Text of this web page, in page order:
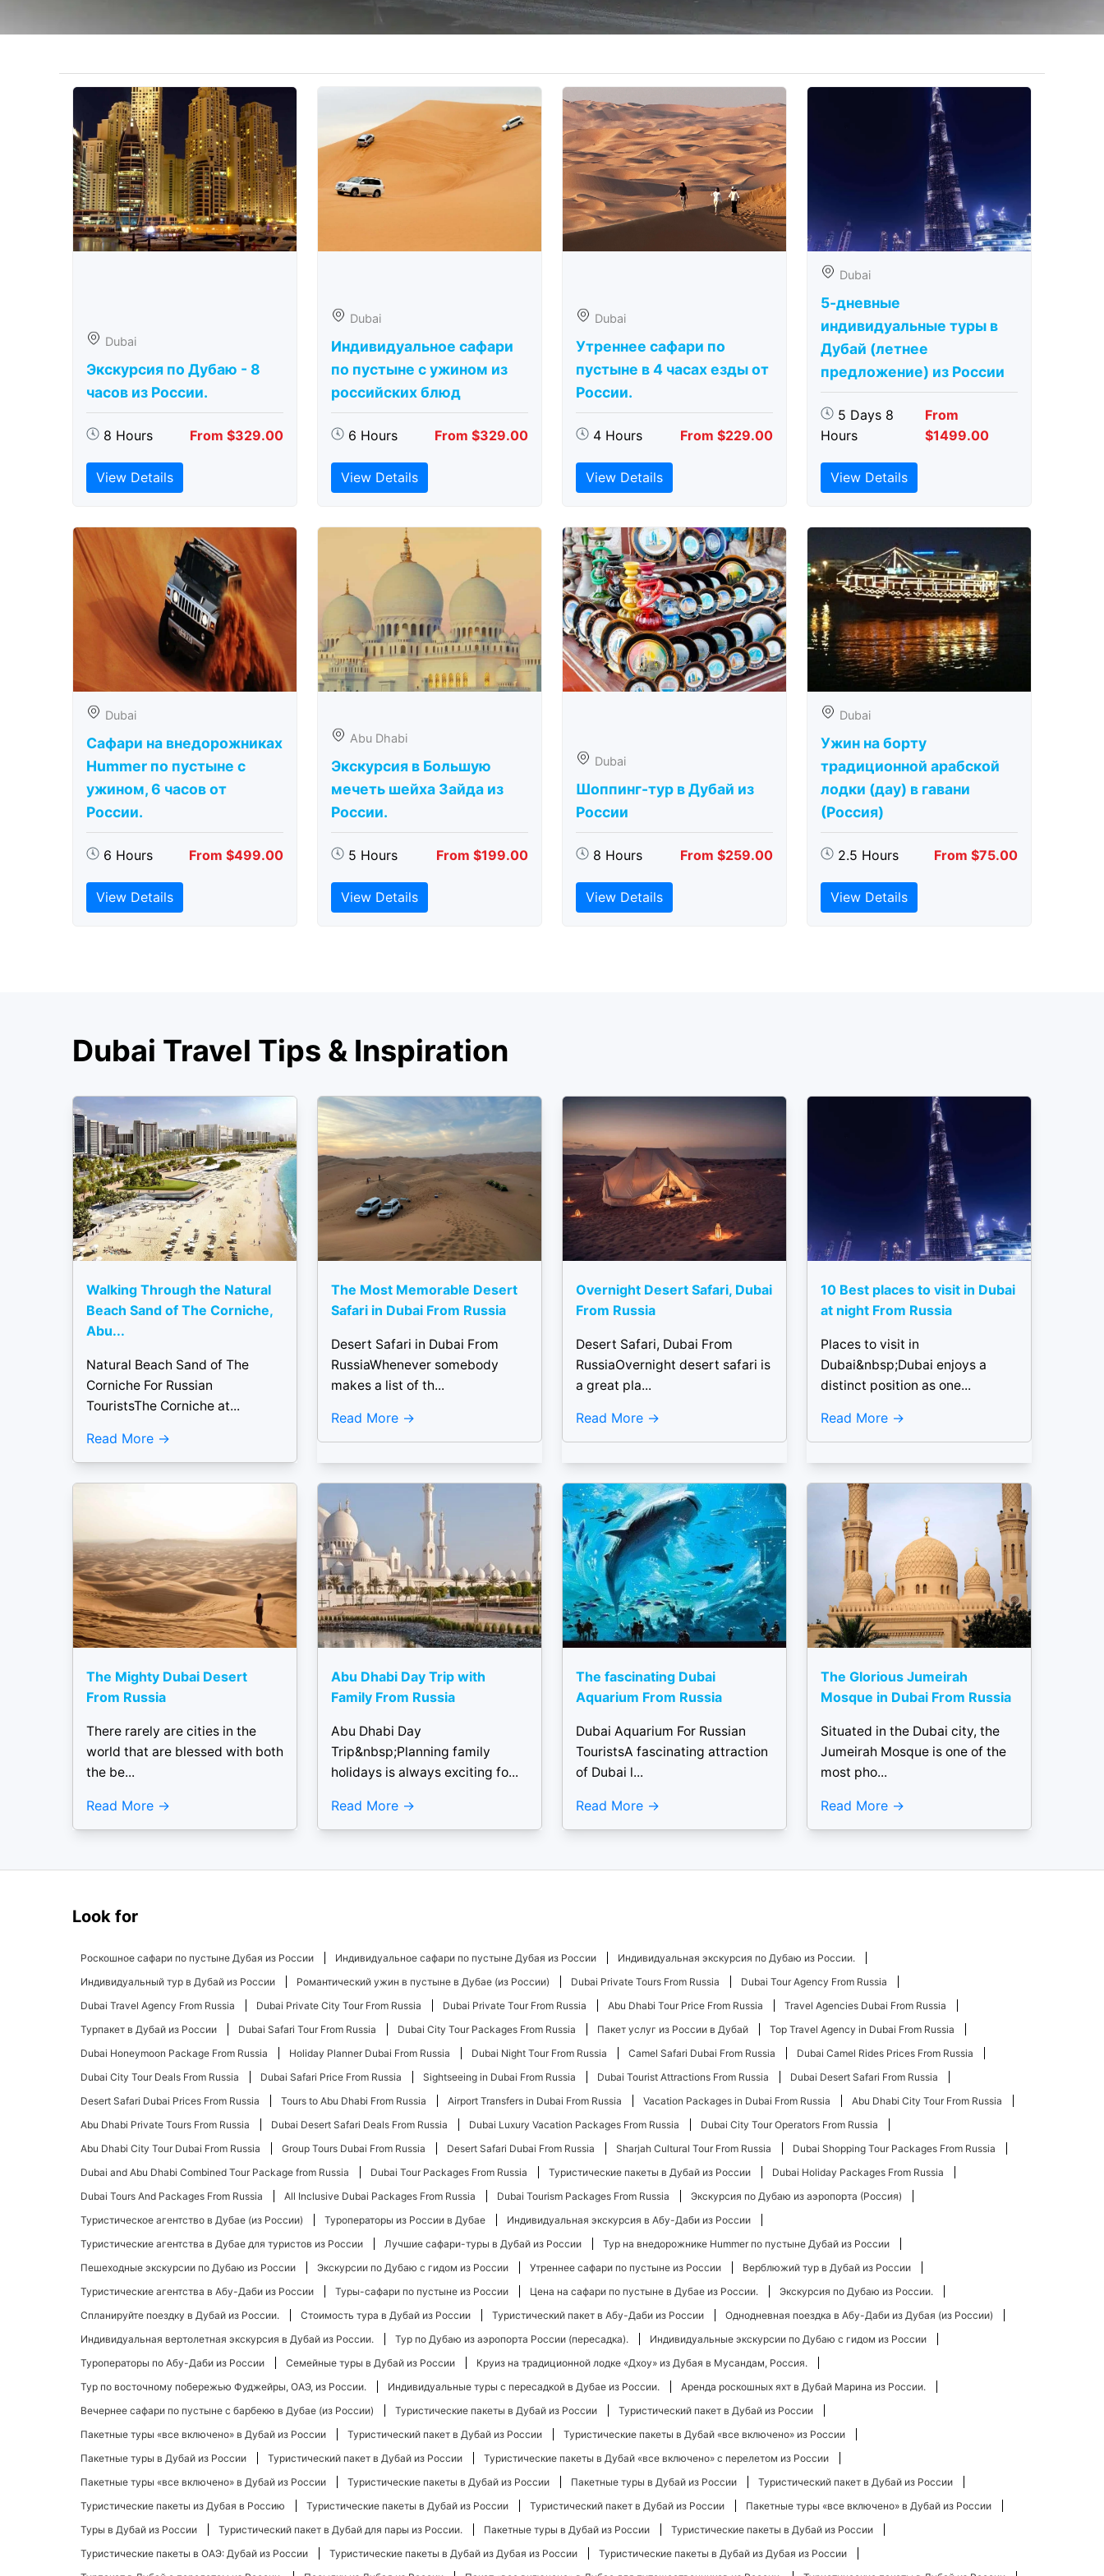
Dubai
Экскурсия по Дубаю - 8
часов из России.
8 Hours From $329.00
View Details
Dubai
Индивидуальное сафари
по пустыне с ужином из
российских блюд
6 Hours From $329.00
View Details
Dubai
Утреннее сафари по
пустыне в 4 часах езды от
России.
4 Hours From $229.00
View Details
Dubai
5-дневные
индивидуальные туры в
Дубай (летнее
предложение) из России
5 Days 8
Hours
From
$1499.00
View Details
Dubai
Сафари на внедорожниках
Hummer по пустыне с
ужином, 6 часов от
России.
6 Hours From $499.00
View Details
Abu Dhabi
Экскурсия в Большую
мечеть шейха Зайда из
России.
5 Hours From $199.00
View Details
Dubai
Шоппинг-тур в Дубай из
России
8 Hours From $259.00
View Details
Dubai
Ужин на борту
традиционной арабской
лодки (дау) в гавани
(Россия)
2.5 Hours From $75.00
View Details
Dubai Travel Tips & Inspiration
Walking Through the Natural
Beach Sand of The Corniche,
Abu...
Natural Beach Sand of The
Corniche For Russian
TouristsThe Corniche at...
Read More
The Most Memorable Desert
Safari in Dubai From Russia
Desert Safari in Dubai From
RussiaWhenever somebody
makes a list of th...
Read More
Overnight Desert Safari, Dubai
From Russia
Desert Safari, Dubai From
RussiaOvernight desert safari is
a great pla...
Read More
10 Best places to visit in Dubai
at night From Russia
Places to visit in
Dubai&nbsp;Dubai enjoys a
distinct position as one...
Read More
The Mighty Dubai Desert
From Russia
There rarely are cities in the
world that are blessed with both
the be...
Read More
Abu Dhabi Day Trip with
Family From Russia
Abu Dhabi Day
Trip&nbsp;Planning family
holidays is always exciting fo...
Read More
The fascinating Dubai
Aquarium From Russia
Dubai Aquarium For Russian
TouristsA fascinating attraction
of Dubai l...
Read More
The Glorious Jumeirah
Mosque in Dubai From Russia
Situated in the Dubai city, the
Jumeirah Mosque is one of the
most pho...
Read More
Look for
Роскошное сафари по пустыне Дубая из России Индивидуальное сафари по пустыне Дубая из России
Индивидуальная экскурсия по Дубаю из России.
Индивидуальный тур в Дубай из России
Романтический ужин в пустыне в Дубае (из России) Dubai Private Tours From Russia
Dubai Tour Agency From Russia
Dubai Travel Agency From Russia
Dubai Private City Tour From Russia Dubai Private Tour From Russia Abu Dhabi Tour Price From Russia
Travel Agencies Dubai From Russia
Турпакет в Дубай из России
Dubai Safari Tour From Russia Dubai City Tour Packages From Russia Пакет услуг из России в Дубай
Top Travel Agency in Dubai From Russia
Dubai Honeymoon Package From Russia
Holiday Planner Dubai From Russia Dubai Night Tour From Russia Camel Safari Dubai From Russia
Dubai Camel Rides Prices From Russia
Dubai City Tour Deals From Russia
Dubai Safari Price From Russia Sightseeing in Dubai From Russia Dubai Tourist Attractions From Russia
Dubai Desert Safari From Russia
Desert Safari Dubai Prices From Russia
Tours to Abu Dhabi From Russia Airport Transfers in Dubai From Russia Vacation Packages in Dubai From Russia
Abu Dhabi City Tour From Russia
Abu Dhabi Private Tours From Russia
Dubai Desert Safari Deals From Russia Dubai Luxury Vacation Packages From Russia
Dubai City Tour Operators From Russia
Abu Dhabi City Tour Dubai From Russia
Group Tours Dubai From Russia Desert Safari Dubai From Russia Sharjah Cultural Tour From Russia
Dubai Shopping Tour Packages From Russia
Dubai and Abu Dhabi Combined Tour Package from Russia
Dubai Tour Packages From Russia Туристические пакеты в Дубай из России
Dubai Holiday Packages From Russia
Dubai Tours And Packages From Russia
All Inclusive Dubai Packages From Russia Dubai Tourism Packages From Russia
Экскурсия по Дубаю из аэропорта (Россия)
Туристическое агентство в Дубае (из России)
Туроператоры из России в Дубае
Индивидуальная экскурсия в Абу-Даби из России
Туристические агентства в Дубае для туристов из России
Лучшие сафари-туры в Дубай из России
Тур на внедорожнике Hummer по пустыне Дубай из России
Пешеходные экскурсии по Дубаю из России
Экскурсии по Дубаю с гидом из России Утреннее сафари по пустыне из России
Верблюжий тур в Дубай из России
Туристические агентства в Абу-Даби из России
Туры-сафари по пустыне из России Цена на сафари по пустыне в Дубае из России.
Экскурсия по Дубаю из России.
Спланируйте поездку в Дубай из России.
Стоимость тура в Дубай из России Туристический пакет в Абу-Даби из России
Однодневная поездка в Абу-Даби из Дубая (из России)
Индивидуальная вертолетная экскурсия в Дубай из России.
Тур по Дубаю из аэропорта России (пересадка).
Индивидуальные экскурсии по Дубаю с гидом из России
Туроператоры по Абу-Даби из России
Семейные туры в Дубай из России
Круиз на традиционной лодке «Дхоу» из Дубая в Мусандам, Россия.
Тур по восточному побережью Фуджейры, ОАЭ, из России.
Индивидуальные туры с пересадкой в ​​Дубае из России.
Аренда роскошных яхт в Дубай Марина из России.
Вечернее сафари по пустыне с барбекю в Дубае (из России)
Туристические пакеты в Дубай из России
Туристический пакет в Дубай из России
Пакетные туры «все включено» в Дубай из России
Туристический пакет в Дубай из России
Туристические пакеты в Дубай «все включено» из России
Пакетные туры в Дубай из России
Туристический пакет в Дубай из России
Туристические пакеты в Дубай «все включено» с перелетом из России
Пакетные туры «все включено» в Дубай из России
Туристические пакеты в Дубай из России Пакетные туры в Дубай из России
Туристический пакет в Дубай из России
Туристические пакеты из Дубая в Россию
Туристические пакеты в Дубай из России Туристический пакет в Дубай из России
Пакетные туры «все включено» в Дубай из России
Туры в Дубай из России
Туристический пакет в Дубай для пары из России. Пакетные туры в Дубай из России
Туристические пакеты в Дубай из России
Туристические пакеты в ОАЭ: Дубай из России
Туристические пакеты в Дубай из Дубая из России
Туристические пакеты в Дубай из Дубая из России